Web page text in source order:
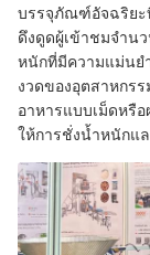
บรรจุภัณฑ์อัจฉริยะ
ดึงดูดผู้เข้าชมจำน
หนักที่มีความแม่นย
งวดของอุตสาหกร
อาหารแบบเม็ดหรื
ให้การชั่งน้ำหนักแ